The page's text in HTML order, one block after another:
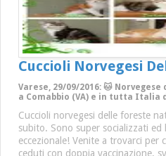
Cuccioli Norvegesi
Varese, 29/09/2016: 🐱
a Comabbio (VA) e in tutta Italia
Cuccioli norvegesi delle foreste
subito. Sono super socializzati
eccezionale! Venite a trovarci per
ceduti con doppia vaccinazione,